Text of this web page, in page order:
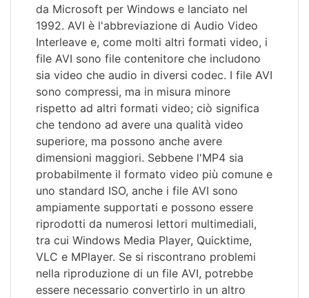
da Microsoft per Windows e lanciato nel
1992. AVI è l'abbreviazione di Audio Video
Interleave e, come molti altri formati video, i
file AVI sono file contenitore che includono
sia video che audio in diversi codec. I file AVI
sono compressi, ma in misura minore
rispetto ad altri formati video; ciò significa
che tendono ad avere una qualità video
superiore, ma possono anche avere
dimensioni maggiori. Sebbene l'MP4 sia
probabilmente il formato video più comune e
uno standard ISO, anche i file AVI sono
ampiamente supportati e possono essere
riprodotti da numerosi lettori multimediali,
tra cui Windows Media Player, Quicktime,
VLC e MPlayer. Se si riscontrano problemi
nella riproduzione di un file AVI, potrebbe
essere necessario convertirlo in un altro